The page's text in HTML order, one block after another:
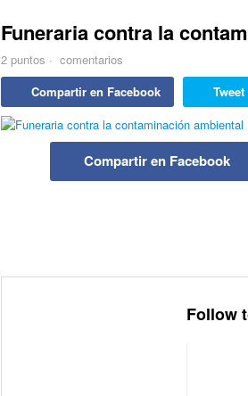
Funeraria contra la
2 puntos · comentarios
Compartir en Facebook
Tweet
Compartir en Facebook
Follow